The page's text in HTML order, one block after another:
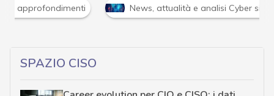
Attacchi hacker e Malware: le ultime news in tempo
SPAZIO CISO